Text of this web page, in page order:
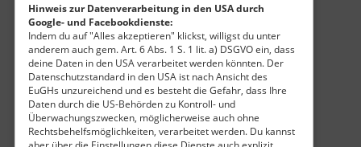
Hinweis zur Datenverarbeitung in den USA durch
Google- und Facebookdienste:
Indem du auf "Alles akzeptieren" klickst, willigst du unter
anderem auch gem. Art. 6 Abs. 1 S. 1 lit. a) DSGVO ein, dass
deine Daten in den USA verarbeitet werden könnten. Der
Datenschutzstandard in den USA ist nach Ansicht des
EuGHs unzureichend und es besteht die Gefahr, dass Ihre
Daten durch die US-Behörden zu Kontroll- und
Überwachungszwecken, möglicherweise auch ohne
Rechtsbehelfsmöglichkeiten, verarbeitet werden. Du kannst
aber über die Einstellungen diese Dienste auch explizit
möchte, lässt das besser bleiben-